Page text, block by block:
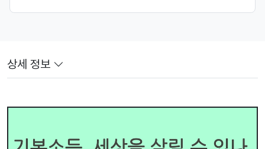
상세 정보